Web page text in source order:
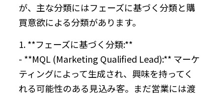
が、主な分類にはフェーズに基づく分類と購
買意欲による分類があります。
1. **フェーズに基づく分類:**
- **MQL (Marketing Qualified Lead):** マーケ
ティングによって生成され、興味を持ってく
れる可能性のある見込み客。まだ営業には渡